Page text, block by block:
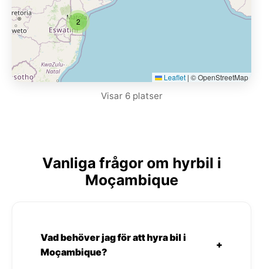
2
Leaflet | © OpenStreetMap
Visar 6 platser
Vanliga frågor om hyrbil i
Moçambique
Vad behöver jag för att hyra bil i
Moçambique?
+